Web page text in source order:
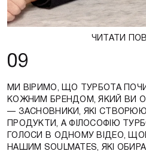
ЧИТАТИ
09
МИ ВІРИМО, ЩО ТУРБОТА
КОЖНИМ БРЕНДОМ, ЯКИЙ ВИ
— ЗАСНОВНИКИ, ЯКІ
ПРОДУКТИ, А ФІЛОСОФІЮ
ГОЛОСИ В ОДНОМУ ВІДЕО,
НАШИМ SOULMATES, ЯКІ